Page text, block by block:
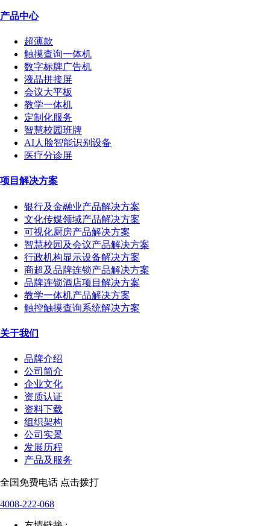
产品中心
超薄款
触摸查询一体机
数字标牌广告机
液晶拼接屏
会议大平板
教学一体机
定制化服务
智慧校园班牌
AI人脸智能识别设备
医疗分诊屏
项目解决方案
银行及金融业产品解决方案
文化传媒领域产品解决方案
可视化厨房产品解决方案
智慧校园及会议产品解决方案
行政机构显示设备解决方案
商超及品牌连锁产品解决方案
品牌连锁酒店项目解决方案
教学一体机产品解决方案
触控触摸查询系统解决方案
关于我们
品牌介绍
公司简介
企业文化
资质认证
资料下载
组织架构
公司实景
发展历程
产品及服务
全国免费电话 点击拨打
4008-222-068